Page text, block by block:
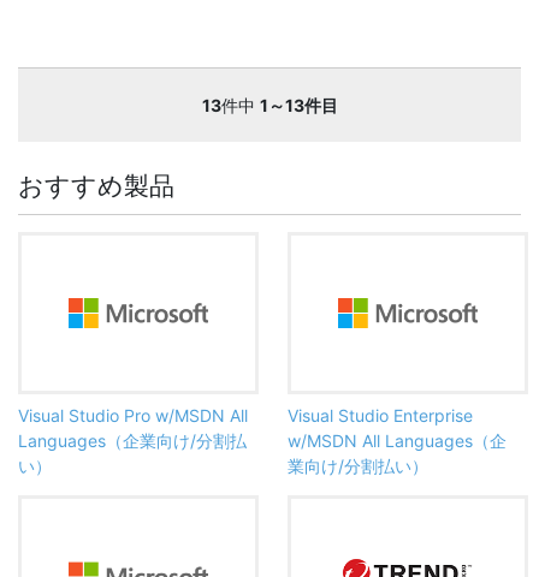
13件中 1～13件目
おすすめ製品
Visual Studio Pro w/MSDN All
Languages（企業向け/分割払
い）
Visual Studio Enterprise
w/MSDN All Languages（企
業向け/分割払い）